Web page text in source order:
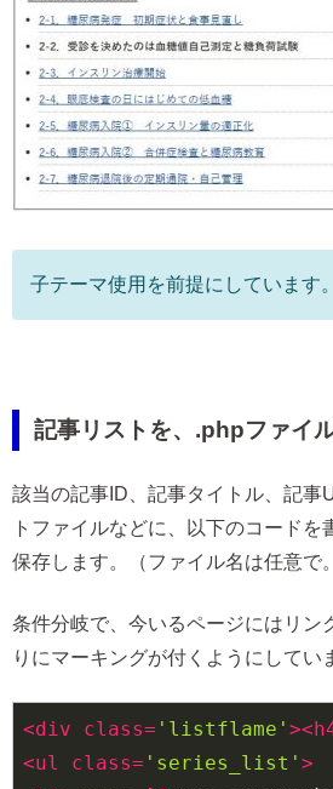
子テーマ使用を前提にしています。
記事リストを、.phpファイ
該当の記事ID、記事タイトル、記事
トファイルなどに、以下のコードを
保存します。（ファイル名は任意で
条件分岐で、今いるページにはリン
りにマーキングが付くようにしてい
<div class= 'listflame' ><
<ul class= 'series_list' >